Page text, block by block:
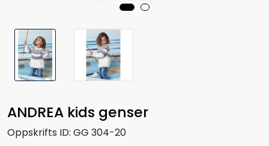
ANDREA kids genser
Oppskrifts ID: GG 304-20